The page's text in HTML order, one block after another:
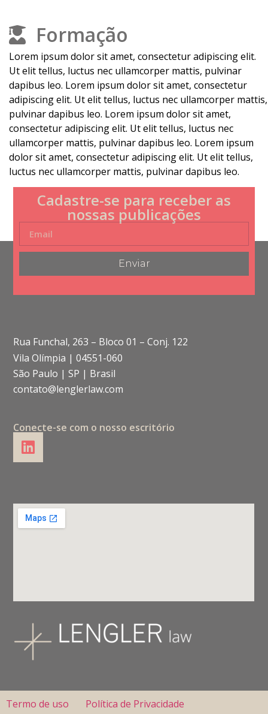
Formação​
Lorem ipsum dolor sit amet, consectetur adipiscing elit.
Ut elit tellus, luctus nec ullamcorper mattis, pulvinar
dapibus leo. Lorem ipsum dolor sit amet, consectetur
adipiscing elit. Ut elit tellus, luctus nec ullamcorper mattis,
pulvinar dapibus leo. Lorem ipsum dolor sit amet,
consectetur adipiscing elit. Ut elit tellus, luctus nec
ullamcorper mattis, pulvinar dapibus leo. Lorem ipsum
dolor sit amet, consectetur adipiscing elit. Ut elit tellus,
luctus nec ullamcorper mattis, pulvinar dapibus leo.
Cadastre-se para receber as
nossas publicações
Enviar
Rua Funchal, 263 – Bloco 01 – Conj. 122
Vila Olímpia | 04551-060
São Paulo | SP | Brasil
contato@lenglerlaw.com
Conecte-se com o nosso escritório
Termo de uso Política de Privacidade